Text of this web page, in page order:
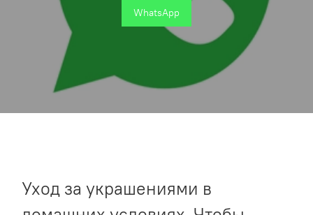
WhatsApp
Уход за украшениями в